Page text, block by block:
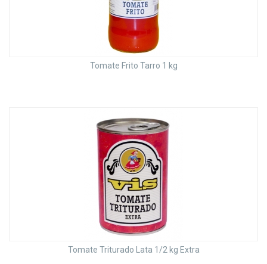
Tomate Frito Tarro 1 kg
Tomate Triturado Lata 1/2 kg Extra